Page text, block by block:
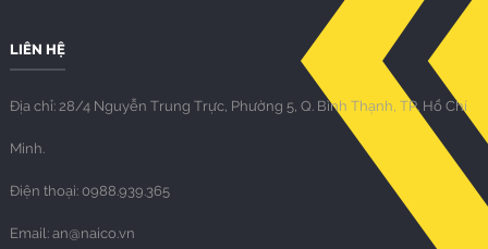
LIÊN HỆ
Địa chỉ: 28/4 Nguyễn Trung Trực, Phường 5, Q. Bình Thạnh, TP. Hồ Chí
Minh.
Điện thoại: 0988.939.365
Email: an@naico.vn